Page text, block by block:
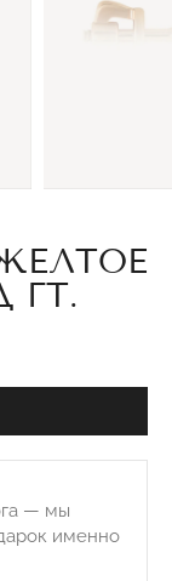
ЖЕЛТОЕ
ГТ.
— мы
именно